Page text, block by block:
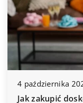
28 kwietnia 2026
na podstawie